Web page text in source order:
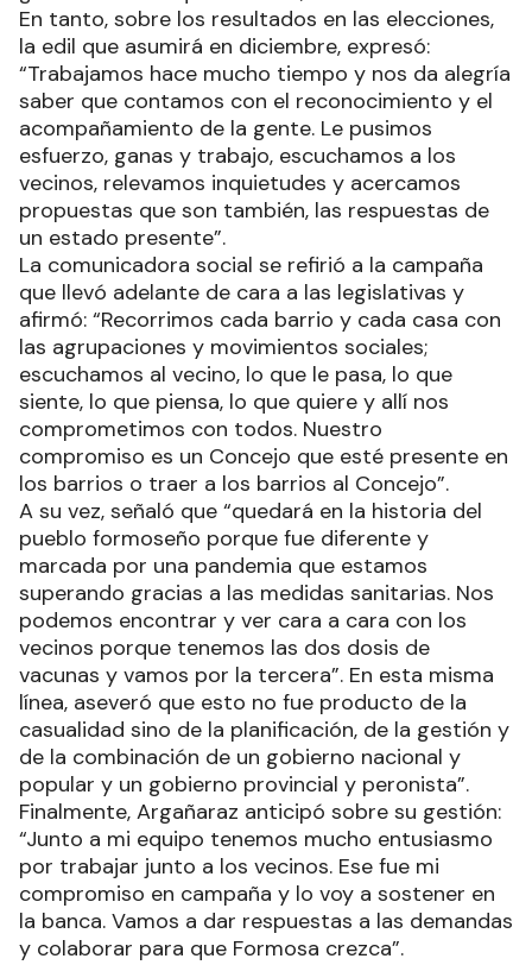
En tanto, sobre los resultados en las elecciones,
la edil que asumirá en diciembre, expresó:
“Trabajamos hace mucho tiempo y nos da alegría
saber que contamos con el reconocimiento y el
acompañamiento de la gente. Le pusimos
esfuerzo, ganas y trabajo, escuchamos a los
vecinos, relevamos inquietudes y acercamos
propuestas que son también, las respuestas de
un estado presente”.
La comunicadora social se refirió a la campaña
que llevó adelante de cara a las legislativas y
afirmó: “Recorrimos cada barrio y cada casa con
las agrupaciones y movimientos sociales;
escuchamos al vecino, lo que le pasa, lo que
siente, lo que piensa, lo que quiere y allí nos
comprometimos con todos. Nuestro
compromiso es un Concejo que esté presente en
los barrios o traer a los barrios al Concejo”.
A su vez, señaló que “quedará en la historia del
pueblo formoseño porque fue diferente y
marcada por una pandemia que estamos
superando gracias a las medidas sanitarias. Nos
podemos encontrar y ver cara a cara con los
vecinos porque tenemos las dos dosis de
vacunas y vamos por la tercera”. En esta misma
línea, aseveró que esto no fue producto de la
casualidad sino de la planificación, de la gestión y
de la combinación de un gobierno nacional y
popular y un gobierno provincial y peronista”.
Finalmente, Argañaraz anticipó sobre su gestión:
“Junto a mi equipo tenemos mucho entusiasmo
por trabajar junto a los vecinos. Ese fue mi
compromiso en campaña y lo voy a sostener en
la banca. Vamos a dar respuestas a las demandas
y colaborar para que Formosa crezca”.